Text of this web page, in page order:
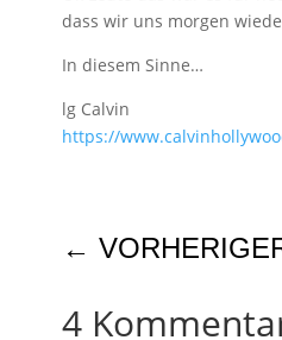
dass wir uns morgen
In diesem Sinne…
lg Calvin
https://​
←
4